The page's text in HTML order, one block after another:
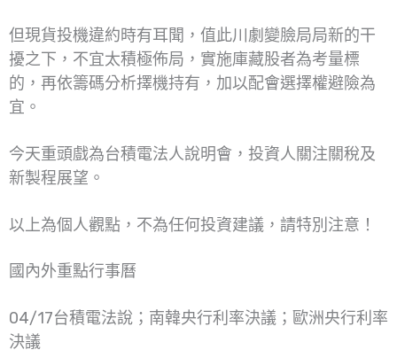
但現貨投機違約時有耳聞，值此川劇變臉局局新的干
擾之下，不宜太積極佈局，實施庫藏股者為考量標
的，再依籌碼分析擇機持有，加以配會選擇權避險為
宜。
今天重頭戲為台積電法人說明會，投資人關注關稅及
新製程展望。
以上為個人觀點，不為任何投資建議，請特別注意！
國內外重點行事曆
04/17台積電法說；南韓央行利率決議；歐洲央行利率
決議